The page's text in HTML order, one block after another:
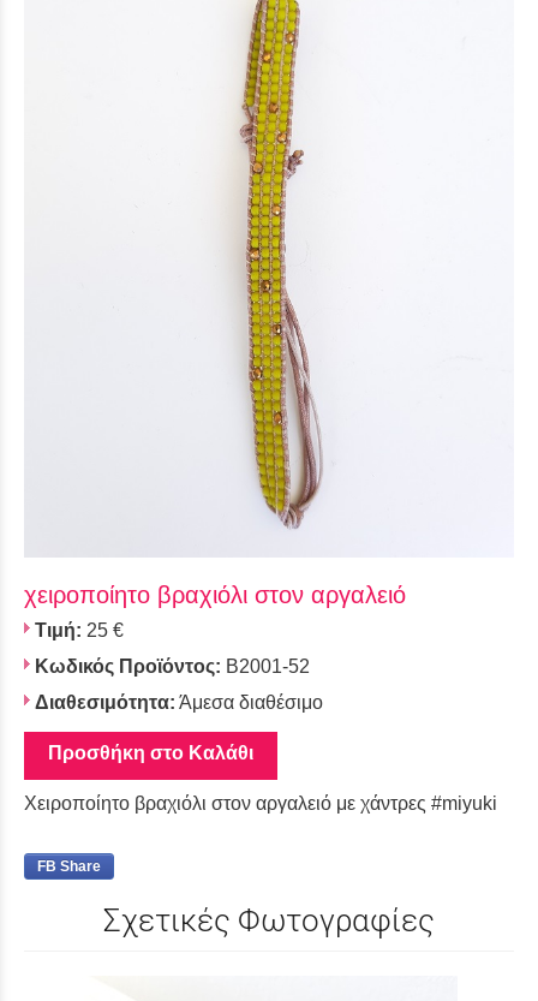
χειροποίητο βραχιόλι στον αργαλειό
Τιμή: 25 €
Κωδικός Προϊόντος: Β2001-52
Διαθεσιμότητα: Άμεσα διαθέσιμο
Προσθήκη στο Καλάθι
Χειροποίητο βραχιόλι στον αργαλειό με χάντρες #miyuki
FB Share
Σχετικές Φωτογραφίες